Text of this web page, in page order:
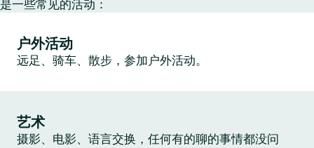
是一些常见的活动：
户外活动
远足、骑车、散步，参加户外活动。
艺术
摄影、电影、语言交换，任何有的聊的事情都没问